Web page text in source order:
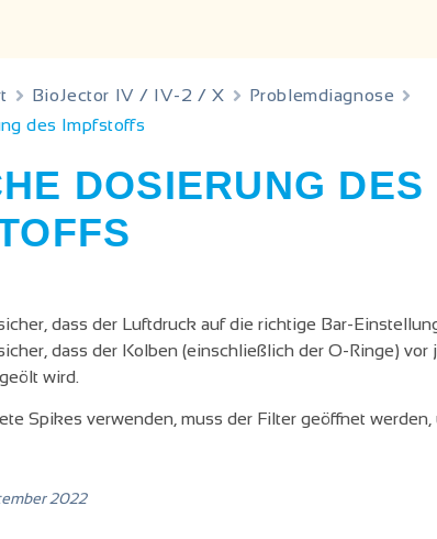
BioJector IV / IV-2 / X
Problemdiagnose
des Impfstoffs
DOSIERUNG DES
dass der Luftdruck auf die richtige Bar-
dass der Kolben (einschließlich der O-Ringe) vor
wird.
Spikes verwenden, muss der Filter geöffnet
2022